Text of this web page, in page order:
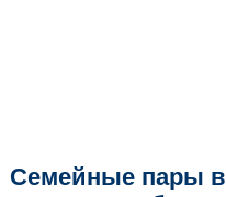
Семейные пары